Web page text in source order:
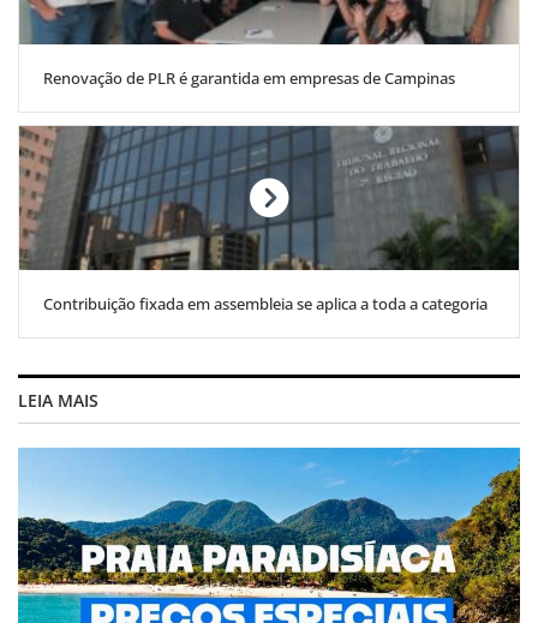
Renovação de PLR é garantida em empresas de Campinas
Contribuição fixada em assembleia se aplica a toda a categoria
LEIA MAIS